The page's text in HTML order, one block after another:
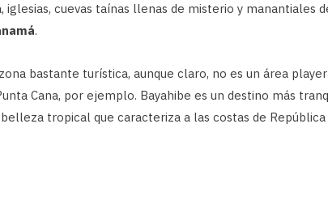
iglesias, cuevas taínas llenas de misterio y manantiales
.
bastante turística, aunque claro, no es un área
Cana, por ejemplo. Bayahibe es un destino más
tropical que caracteriza a las costas de República